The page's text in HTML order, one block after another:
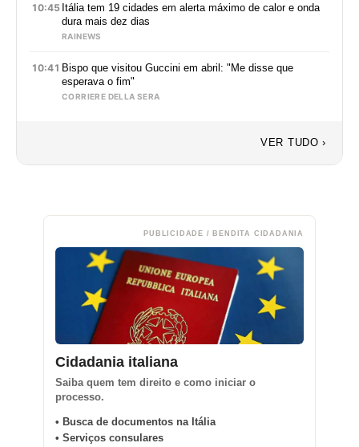
10:45 Itália tem 19 cidades em alerta máximo de calor e onda
dura mais dez dias
RAINEWS
10:41 Bispo que visitou Guccini em abril: "Me disse que
esperava o fim"
CORRIERE DELLA SERA
VER TUDO ›
PUBLICIDADE / BENDITA CIDADANIA
Cidadania italiana
Saiba quem tem direito e como iniciar o
processo.
• Busca de documentos na Itália
• Serviços consulares